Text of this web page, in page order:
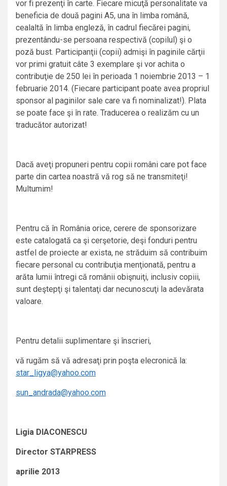
vor fi prezenţi în carte. Fiecare micuţă personalitate va
beneficia de două pagini A5, una în limba română,
cealaltă în limba engleză, în cadrul fiecărei pagini,
prezentându-se persoana respectivă (copilul) şi o
poză bust. Participanţii (copii) admişi în paginile cărţii
vor primi gratuit câte 3 exemplare şi vor achita o
contribuţie de 250 lei în perioada 1 noiembrie 2013 – 1
februarie 2014. (Fiecare participant poate avea propriul
sponsor al paginilor sale care va fi nominalizat!). Plata
se poate face şi în rate. Traducerea o realizăm cu un
traducător autorizat!
Dacă aveţi propuneri pentru copii români care pot face
parte din cartea noastră vă rog să ne transmiteţi!
Multumim!
Pentru că în România orice, cerere de sponsorizare
este catalogată ca şi cerşetorie, deşi fonduri pentru
astfel de proiecte ar exista, ne străduim să contribuim
fiecare personal cu contribuţia menţionată, pentru a
arăta lumii întregi că românii obişnuiţi, inclusiv copiii,
sunt deştepţi şi talentaţi dar necunoscuţi la adevărata
valoare.
Pentru detalii suplimentare şi înscrieri,
vă rugăm să vă adresaţi prin poşta elecronică la:
star_ligya@yahoo.com
sun_andrada@yahoo.com
Ligia DIACONESCU
Director STARPRESS
aprilie 2013